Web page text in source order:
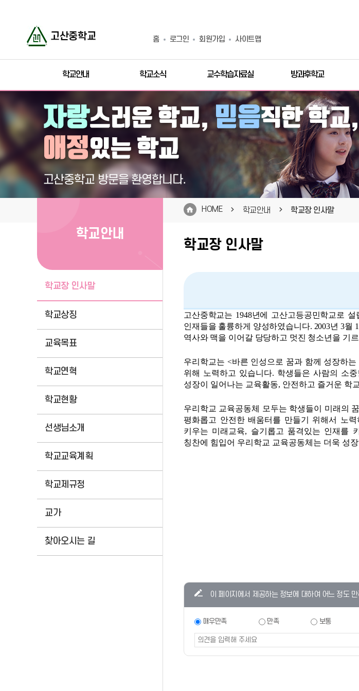
홈 로그인 회원가입 사이트맵
학교안내 학교소식 교수학습자료실 방과후학교
학교안내
학교장 인사말
학교상징
교육목표
학교연혁
학교현황
선생님소개
학교교육계획
학교제규정
교가
찾아오시는 길
HOME 학교안내 학교장 인사말
학교장 인사말
고산중학교는 1948년에 고산고등공민학교로 설
인재들을 훌륭하게 양성하였습니다. 2003년 3월 1
역사와 맥을 이어갈 당당하고 멋진 청소년을 기
우리학교는 <바른 인성으로 꿈과 함께 성장하
위해 노력하고 있습니다. 학생들은 사람의 소
성장이 일어나는 교육활동, 안전하고 즐거운 학
우리학교 교육공동체 모두는 학생들이 미래의
평화롭고 안전한 배움터를 만들기 위해서 노력
키우는 미래교육, 슬기롭고 품격있는 인재를
칭찬에 힘입어 우리학교 교육공동체는 더욱 성
콘텐츠
조사
이 페이지에서 제공하는 정보에 대하여 어느 정도
만족도
폼
매우만족 만족 보통